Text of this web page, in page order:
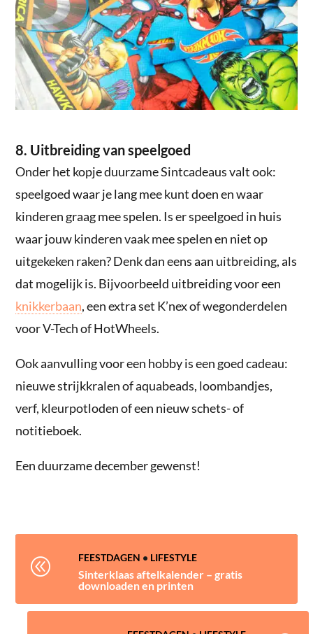
8. Uitbreiding van speelgoed
Onder het kopje duurzame Sintcadeaus valt ook:
speelgoed waar je lang mee kunt doen en waar
kinderen graag mee spelen. Is er speelgoed in huis
waar jouw kinderen vaak mee spelen en niet op
uitgekeken raken? Denk dan eens aan uitbreiding, als
dat mogelijk is. Bijvoorbeeld uitbreiding voor een
knikkerbaan, een extra set K’nex of wegonderdelen
voor V-Tech of HotWheels.
Ook aanvulling voor een hobby is een goed cadeau:
nieuwe strijkkralen of aquabeads, loombandjes,
verf, kleurpotloden of een nieuw schets- of
notitieboek.
Een duurzame december gewenst!
@ FEESTDAGEN • LIFESTYLE
Sinterklaas aftelkalender – gratis
downloaden en printen